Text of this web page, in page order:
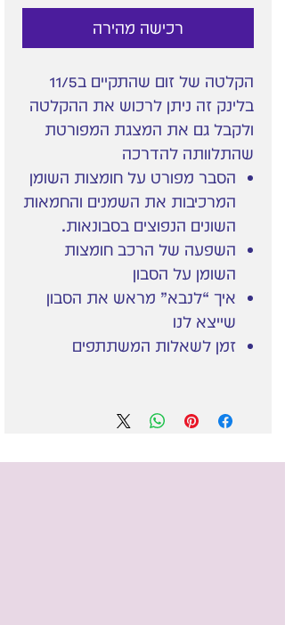
רכישה מהירה
הקלטה של זום שהתקיים ב11/5
בלינק זה ניתן לרכוש את ההקלטה
ולקבל גם את המצגת המפורטת
שהתלוותה להדרכה
הסבר מפורט על חומצות השומן
המרכיבות את השמנים והחמאות
השונים הנפוצים בסבונאות.
השפעה של הרכב חומצות
השומן על הסבון
איך “לנבא” מראש את הסבון
שייצא לנו
זמן לשאלות המשתתפים